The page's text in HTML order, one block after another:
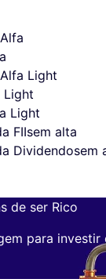
Light
Light
Light
FIIsem alta
Dividendosem
de ser Rico
para